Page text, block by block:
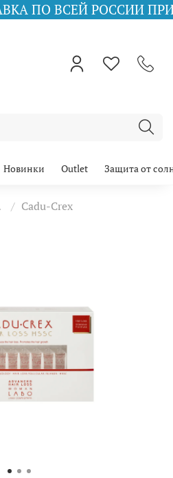
РОССИИ ПРИ ЗАКАЗЕ ОТ
Новинки Outlet Защита от
Cadu-Crex